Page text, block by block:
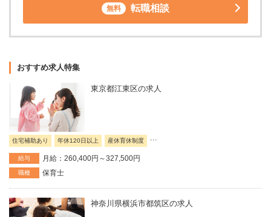
無料 転職相談
おすすめ求人特集
東京都江東区の求人
住宅補助あり 年休120日以上 産休育休制度
給与 月給：260,400円～327,500円
職種 保育士
神奈川県横浜市都筑区の求人